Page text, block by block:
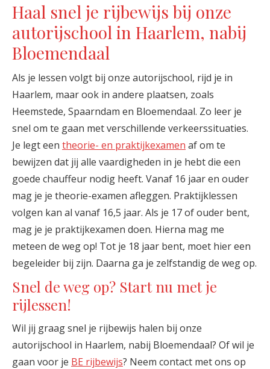
Haal snel je rijbewijs bij onze
autorijschool in Haarlem, nabij
Bloemendaal
Als je lessen volgt bij onze autorijschool, rijd je in
Haarlem, maar ook in andere plaatsen, zoals
Heemstede, Spaarndam en Bloemendaal. Zo leer je
snel om te gaan met verschillende verkeerssituaties.
Je legt een theorie- en praktijkexamen af om te
bewijzen dat jij alle vaardigheden in je hebt die een
goede chauffeur nodig heeft. Vanaf 16 jaar en ouder
mag je je theorie-examen afleggen. Praktijklessen
volgen kan al vanaf 16,5 jaar. Als je 17 of ouder bent,
mag je je praktijkexamen doen. Hierna mag me
meteen de weg op! Tot je 18 jaar bent, moet hier een
begeleider bij zijn. Daarna ga je zelfstandig de weg op.
Snel de weg op? Start nu met je
rijlessen!
Wil jij graag snel je rijbewijs halen bij onze
autorijschool in Haarlem, nabij Bloemendaal? Of wil je
gaan voor je BE rijbewijs? Neem contact met ons op